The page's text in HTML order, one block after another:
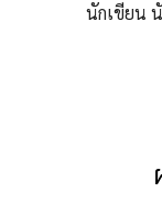
นักเขียน